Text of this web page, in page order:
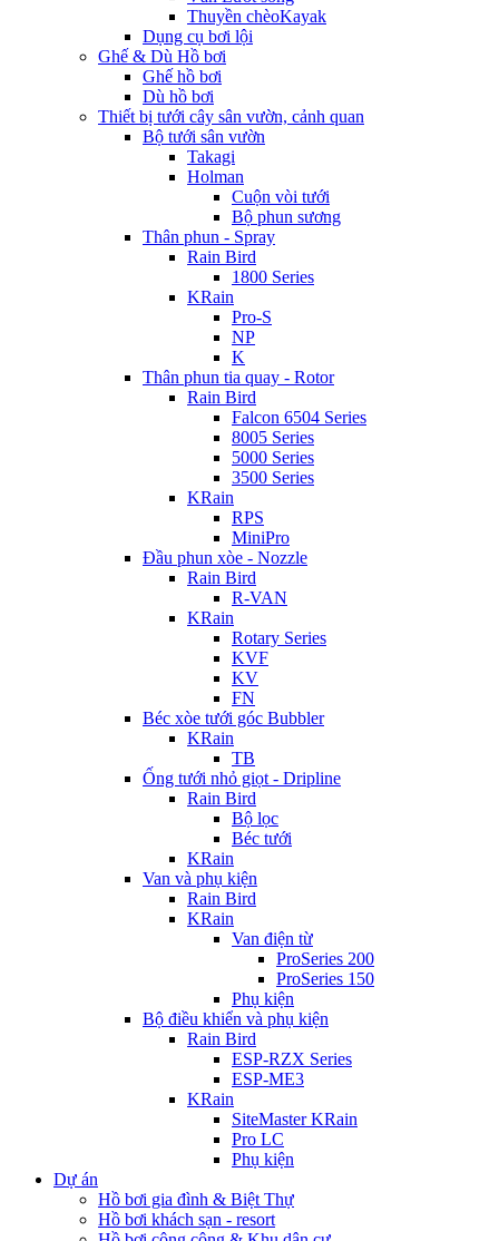
Thuyền chèoKayak
Dụng cụ bơi lội
Ghế & Dù Hồ bơi
Ghế hồ bơi
Dù hồ bơi
Thiết bị tưới cây sân vườn, cảnh quan
Bộ tưới sân vườn
Takagi
Holman
Cuộn vòi tưới
Bộ phun sương
Thân phun - Spray
Rain Bird
1800 Series
KRain
Pro-S
NP
K
Thân phun tia quay - Rotor
Rain Bird
Falcon 6504 Series
8005 Series
5000 Series
3500 Series
KRain
RPS
MiniPro
Đầu phun xòe - Nozzle
Rain Bird
R-VAN
KRain
Rotary Series
KVF
KV
FN
Béc xòe tưới góc Bubbler
KRain
TB
Ống tưới nhỏ giọt - Dripline
Rain Bird
Bộ lọc
Béc tưới
KRain
Van và phụ kiện
Rain Bird
KRain
Van điện từ
ProSeries 200
ProSeries 150
Phụ kiện
Bộ điều khiển và phụ kiện
Rain Bird
ESP-RZX Series
ESP-ME3
KRain
SiteMaster KRain
Pro LC
Phụ kiện
Dự án
Hồ bơi gia đình & Biệt Thự
Hồ bơi khách sạn - resort